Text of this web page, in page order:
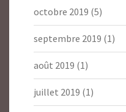
octobre 2019 (5)
septembre 2019 (1)
août 2019 (1)
juillet 2019 (1)